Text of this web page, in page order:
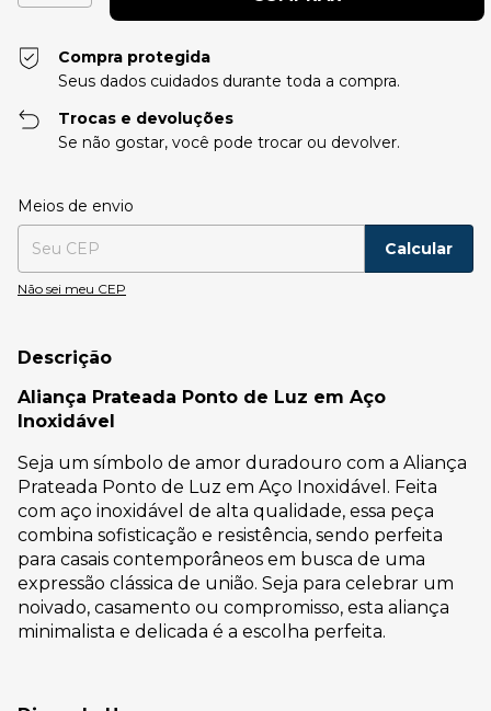
Compra protegida
Seus dados cuidados durante toda a compra.
Trocas e devoluções
Se não gostar, você pode trocar ou devolver.
Entregas para o CEP:
Meios de envio
Calcular
Não sei meu CEP
Descrição
Aliança Prateada Ponto de Luz em Aço
Inoxidável
Seja um símbolo de amor duradouro com a Aliança
Prateada Ponto de Luz em Aço Inoxidável. Feita
com aço inoxidável de alta qualidade, essa peça
combina sofisticação e resistência, sendo perfeita
para casais contemporâneos em busca de uma
expressão clássica de união. Seja para celebrar um
noivado, casamento ou compromisso, esta aliança
minimalista e delicada é a escolha perfeita.